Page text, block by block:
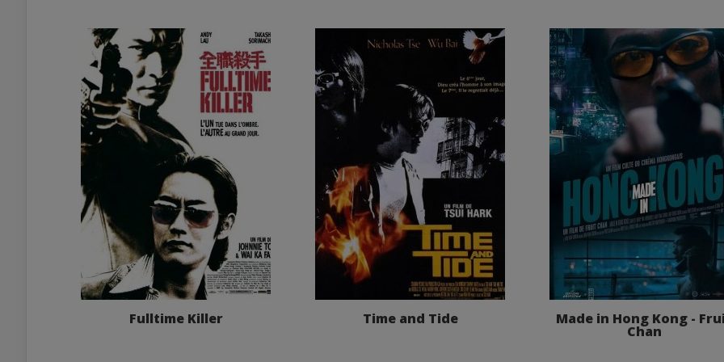
Fulltime Killer Time and Tide Made in Hong Kong -
Chan